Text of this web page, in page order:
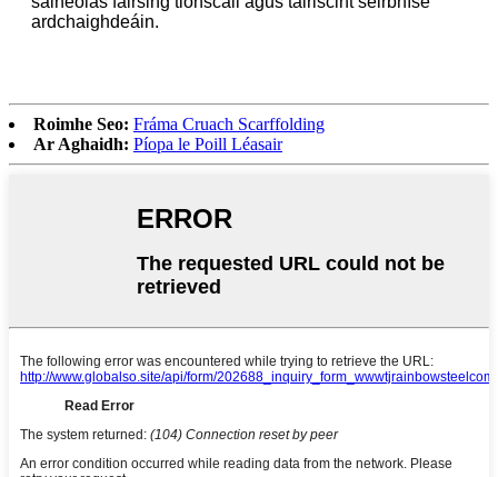
ardchaighdeáin.
Roimhe Seo: Fráma Cruach Scarffolding
Ar Aghaidh: Píopa le Poill Léasair